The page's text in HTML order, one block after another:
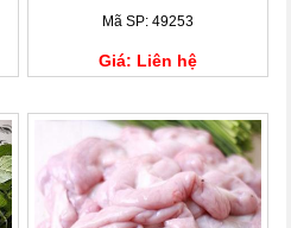
Mã SP: 49253
Giá: Liên hệ